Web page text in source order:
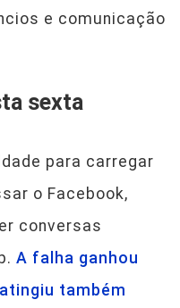
e comunicação
sexta
para carregar
o Facebook,
conversas
A falha ganhou
também